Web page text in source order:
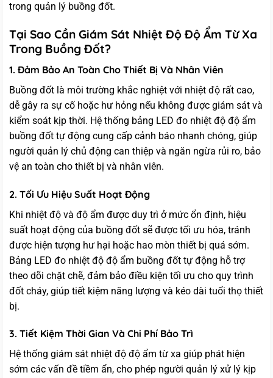
trong quản lý buồng đốt.
Tại Sao Cần Giám Sát Nhiệt Độ Độ Ẩm Từ Xa
Trong Buồng Đốt?
1. Đảm Bảo An Toàn Cho Thiết Bị Và Nhân Viên
Buồng đốt là môi trường khắc nghiệt với nhiệt độ rất cao,
dễ gây ra sự cố hoặc hư hỏng nếu không được giám sát và
kiểm soát kịp thời. Hệ thống bảng LED đo nhiệt độ độ ẩm
buồng đốt tự động cung cấp cảnh báo nhanh chóng, giúp
người quản lý chủ động can thiệp và ngăn ngừa rủi ro, bảo
vệ an toàn cho thiết bị và nhân viên.
2. Tối Ưu Hiệu Suất Hoạt Động
Khi nhiệt độ và độ ẩm được duy trì ở mức ổn định, hiệu
suất hoạt động của buồng đốt sẽ được tối ưu hóa, tránh
được hiện tượng hư hại hoặc hao mòn thiết bị quá sớm.
Bảng LED đo nhiệt độ độ ẩm buồng đốt tự động hỗ trợ
theo dõi chặt chẽ, đảm bảo điều kiện tối ưu cho quy trình
đốt cháy, giúp tiết kiệm năng lượng và kéo dài tuổi thọ thiết
bị.
3. Tiết Kiệm Thời Gian Và Chi Phí Bảo Trì
Hệ thống giám sát nhiệt độ độ ẩm từ xa giúp phát hiện
sớm các vấn đề tiềm ẩn, cho phép người quản lý xử lý kịp